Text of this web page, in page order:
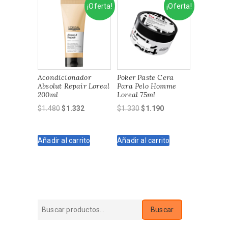
¡Oferta!
Acondicionador
Absolut Repair Loreal
200ml
$1.480El
era:
$1.332
es:
Añadir al carrito
¡Oferta!
Poker Paste Cera
Para Pelo Homme
Loreal 75ml
$1.330El
era:
$1.190El
es:
Añadir al carrito
Buscar
Buscar